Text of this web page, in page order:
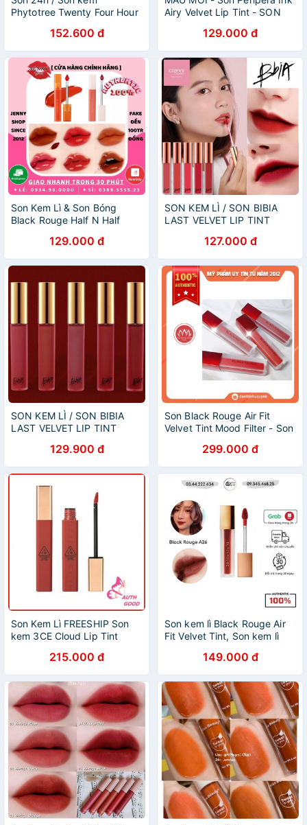
Phytotree Twenty Four Hour
152.600 đ
Airy Velvet Lip Tint - SON
129.000 đ
Son Kem Lì & Son Bóng
Black Rouge Half N Half
129.000 đ
SON KEM LÌ / SON BIBIA
LAST VELVET LIP TINT
127.000 đ
SON KEM LÌ / SON BIBIA
LAST VELVET LIP TINT
129.900 đ
Son Black Rouge Air Fit
Velvet Tint Mood Filter - Son
299.000 đ
Son Kem Lì FREESHIP Son
kem 3CE Cloud Lip Tint
215.000 đ
Son kem lì Black Rouge Air
Fit Velvet Tint, Son kem lì
149.000 đ